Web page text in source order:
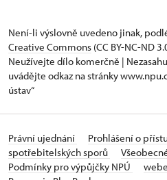
Není-li výslovně uvedeno jinak,
Creative Commons (CC BY-NC-ND
Neužívejte dílo komerčně |
uvádějte odkaz na stránky
ústav“
Právní ujednání Prohlášení o
spotřebitelských sporů
Podmínky pro výpůjčky NPÚ